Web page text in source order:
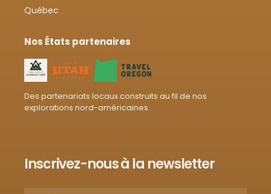
Québec
Nos États partenaires
Des partenariats locaux construits au fil de nos
explorations nord-américaines
Inscrivez-nous à la newsletter